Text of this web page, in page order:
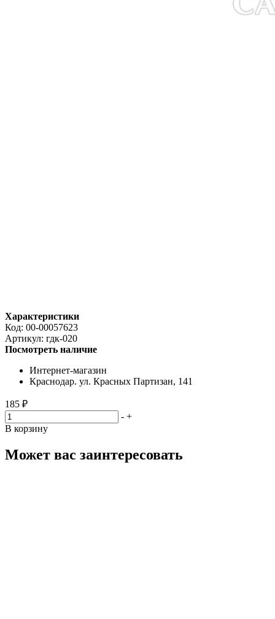
Характеристики
Код: 00-00057623
Артикул: гдк-020
Посмотреть наличие
Интернет-магазин
Краснодар. ул. Красных Партизан, 141
185 ₽
- +
В корзину
Может вас заинтересовать